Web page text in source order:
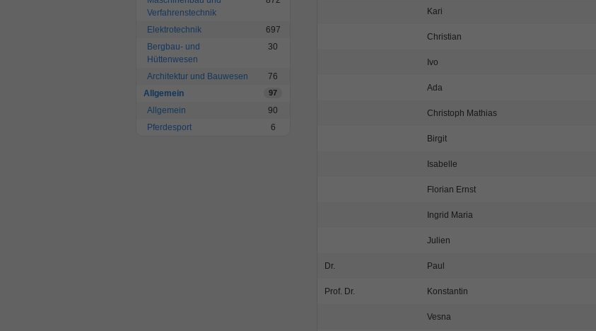
Verfahrenstechnik
Elektrotechnik
697
Bergbau- und
Hüttenwesen
30
Architektur und Bauwesen
76
Allgemein
97
Allgemein
90
Pferdesport
6
Kari
Christian
Ivo
Ada
Christoph Mathias
Birgit
Isabelle
Florian Ernst
Ingrid Maria
Julien
Dr. Paul
Prof. Dr. Konstantin
Vesna